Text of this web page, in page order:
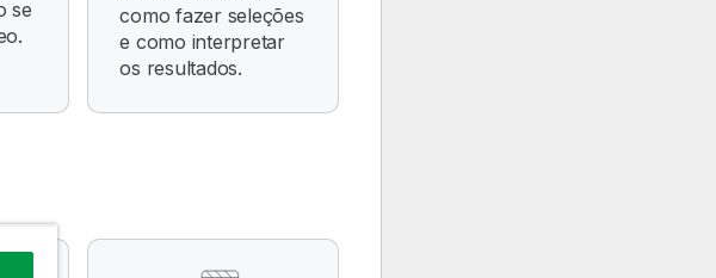
se
como fazer seleções
e como interpretar
os resultados.